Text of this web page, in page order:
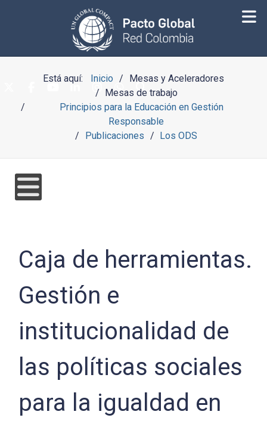
Está aquí: Inicio
Mesas y Aceleradores
Mesas de trabajo
Principios para la Educación en Gestión
Responsable
Publicaciones
Los ODS
Caja de herramientas.
Gestión e
institucionalidad de
las políticas sociales
para la igualdad en